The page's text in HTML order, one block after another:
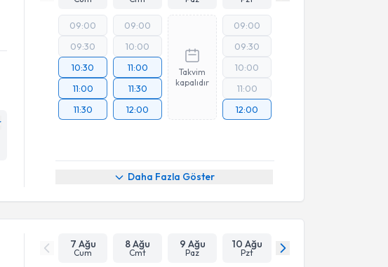
09:00
09:30
10:30
11:00
11:30
09:00
10:00
11:00
11:30
12:00
Takvim
kapalıdır
09:00
09:30
10:00
11:00
12:00
Daha Fazla Göster
7 Ağu
Cum
8 Ağu
Cmt
9 Ağu
Paz
10 Ağu
Pzt